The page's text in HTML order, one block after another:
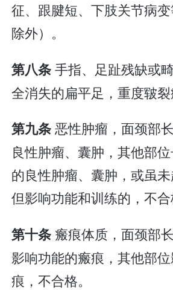
征、跟腱短、下肢关节病
除外）。
第八条手指、足趾残缺或
全消失的扁平足，重度皲裂
第九条恶性肿瘤，面颈部
良性肿瘤、囊肿，其他部
的良性肿瘤、囊肿，或虽
但影响功能和训练的，不合
第十条 瘢痕体质，面颈部
影响功能的瘢痕，其他部
痕，不合格。